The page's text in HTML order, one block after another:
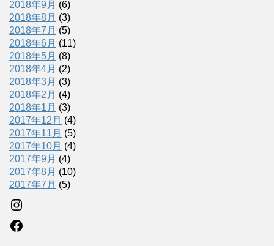
2018年9月 (6)
2018年8月 (3)
2018年7月 (5)
2018年6月 (11)
2018年5月 (8)
2018年4月 (2)
2018年3月 (3)
2018年2月 (4)
2018年1月 (3)
2017年12月 (4)
2017年11月 (5)
2017年10月 (4)
2017年9月 (4)
2017年8月 (10)
2017年7月 (5)
Instagram
Facebook